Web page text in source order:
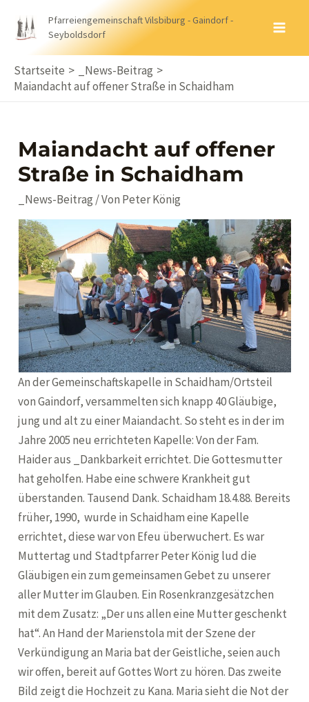
Inhalt
Pfarreiengemeinschaft Vilsbiburg - Gaindorf -
Seyboldsdorf
Startseite
_News-Beitrag
Maiandacht auf offener Straße in Schaidham
Maiandacht auf offener
Straße in Schaidham
_News-Beitrag / Von Peter König
An der Gemeinschaftskapelle in Schaidham/Ortsteil
von Gaindorf, versammelten sich knapp 40 Gläubige,
jung und alt zu einer Maiandacht. So steht es in der im
Jahre 2005 neu errichteten Kapelle: Von der Fam.
Haider aus _Dankbarkeit errichtet. Die Gottesmutter
hat geholfen. Habe eine schwere Krankheit gut
überstanden. Tausend Dank. Schaidham 18.4.88. Bereits
früher, 1990, wurde in Schaidham eine Kapelle
errichtet, diese war von Efeu überwuchert. Es war
Muttertag und Stadtpfarrer Peter König lud die
Gläubigen ein zum gemeinsamen Gebet zu unserer
aller Mutter im Glauben. Ein Rosenkranzgesätzchen
mit dem Zusatz: „Der uns allen eine Mutter geschenkt
hat“. An Hand der Marienstola mit der Szene der
Verkündigung an Maria bat der Geistliche, seien auch
wir offen, bereit auf Gottes Wort zu hören. Das zweite
Bild zeigt die Hochzeit zu Kana. Maria sieht die Not der